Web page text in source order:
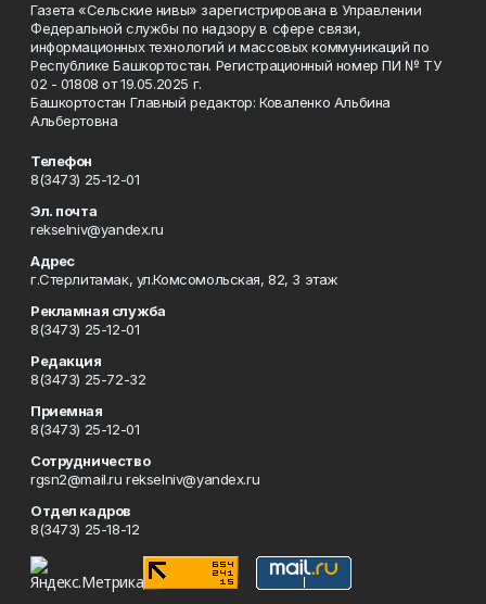
Газета «Сельские нивы» зарегистрирована в Управлении
Федеральной службы по надзору в сфере связи,
информационных технологий и массовых коммуникаций по
Республике Башкортостан. Регистрационный номер ПИ № ТУ
02 - 01808 от 19.05.2025 г.
Башкортостан Главный редактор: Коваленко Альбина
Альбертовна
Телефон
8(3473) 25-12-01
Эл. почта
rekselniv@yandex.ru
Адрес
г.Стерлитамак, ул.Комсомольская, 82, 3 этаж
Рекламная служба
8(3473) 25-12-01
Редакция
8(3473) 25-72-32
Приемная
8(3473) 25-12-01
Сотрудничество
rgsn2@mail.ru rekselniv@yandex.ru
Отдел кадров
8(3473) 25-18-12